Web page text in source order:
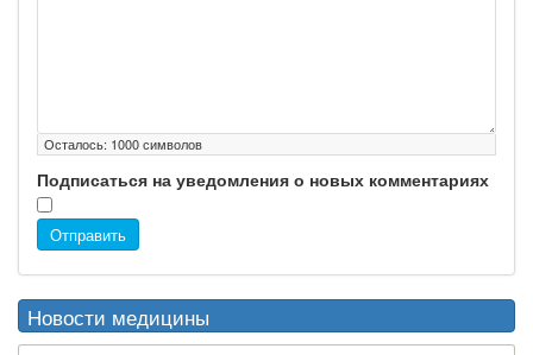
Осталось: 1000символов
Подписаться на уведомления о новых комментариях
Отправить
Новости медицины